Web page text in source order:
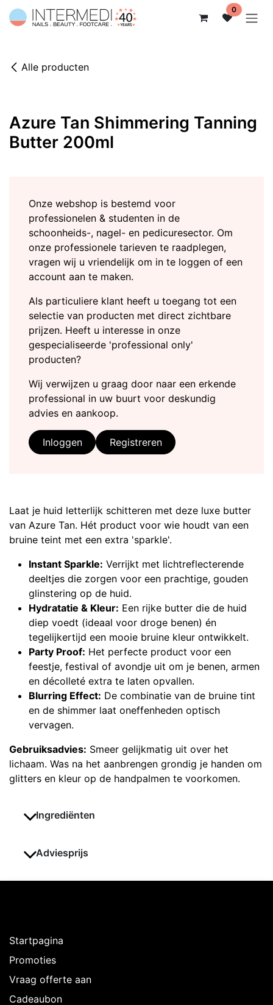
Overslaan naar inhoud 0
Alle producten
Azure Tan Shimmering Tanning
Butter 200ml
Laat je huid letterlijk schitteren met deze luxe butter
van Azure Tan. Hét product voor wie houdt van een
bruine teint met een extra 'sparkle'.
Instant Sparkle: Verrijkt met lichtreflecterende
deeltjes die zorgen voor een prachtige, gouden
glinstering op de huid.
Hydratatie & Kleur: Een rijke butter die de huid
diep voedt (ideaal voor droge benen) én
tegelijkertijd een mooie bruine kleur ontwikkelt.
Party Proof: Het perfecte product voor een
feestje, festival of avondje uit om je benen, armen
en décolleté extra te laten opvallen.
Blurring Effect: De combinatie van de bruine tint
en de shimmer laat oneffenheden optisch
vervagen.
Gebruiksadvies: Smeer gelijkmatig uit over het
lichaam. Was na het aanbrengen grondig je handen om
glitters en kleur op de handpalmen te voorkomen.
Ingrediënten
Adviesprijs
Onze webshop is bestemd voor
professionelen & studenten in de
schoonheids-, nagel- en pedicuresector. Om
onze professionele tarieven te raadplegen,
vragen wij u vriendelijk om in te loggen of een
account aan te maken.
Als particuliere klant heeft u toegang tot een
selectie van producten met direct zichtbare
prijzen. Heeft u interesse in onze
gespecialiseerde 'professional only'
producten?
Wij verwijzen u graag door naar een erkende
professional in uw buurt voor deskundig
advies en aankoop.
Inloggen Registreren
Startpagina
Promoties
Vraag offerte aan
Cadeaubon